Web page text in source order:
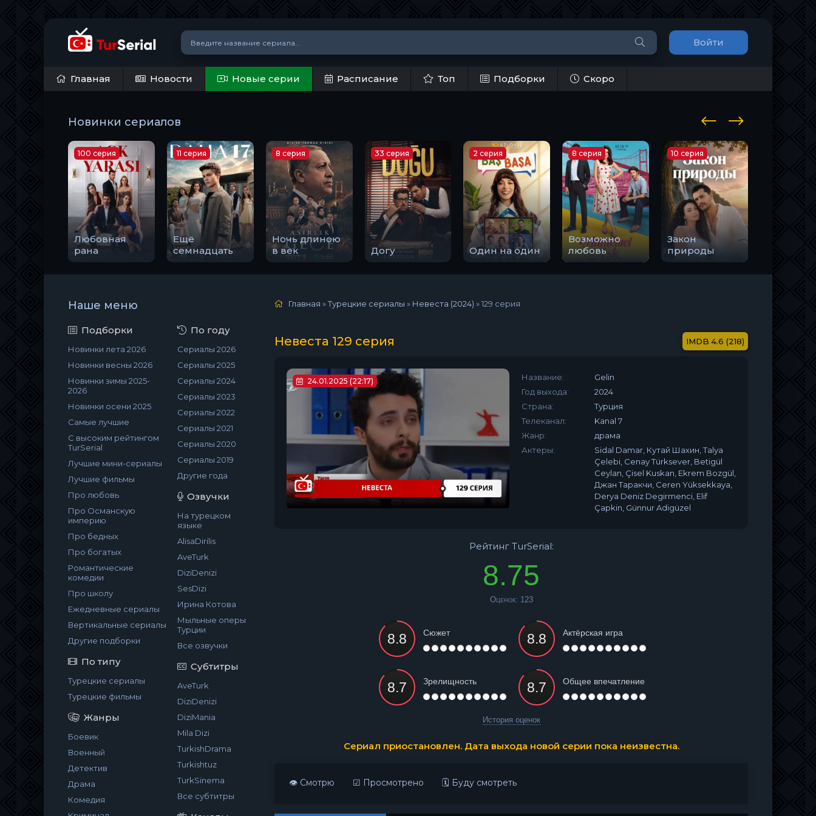
Войти
Главная Новости Новые серии Расписание Топ Подборки Скоро
Новинки сериалов
Любовная
рана
100 серия
Ещё
семнадцать
11 серия
Ночь длиною
в век
8 серия
Догу
33 серия
Один на один
2 серия
Возможно
любовь
8 серия
Закон
природы
10 серия
Наше меню
Подборки
Новинки лета 2026
Новинки весны 2026
Новинки зимы 2025-
2026
Новинки осени 2025
Самые лучшие
С высоким рейтингом
TurSerial
Лучшие мини-сериалы
Лучшие фильмы
Про любовь
Про Османскую
империю
Про бедных
Про богатых
Романтические
комедии
Про школу
Ежедневные сериалы
Вертикальные сериалы
Другие подборки
По типу
Турецкие сериалы
Турецкие фильмы
Жанры
Боевик
Военный
Детектив
Драма
Комедия
По году
Сериалы 2026
Сериалы 2025
Сериалы 2024
Сериалы 2023
Сериалы 2022
Сериалы 2021
Сериалы 2020
Сериалы 2019
Другие года
Озвучки
На турецком
языке
AlisaDirilis
AveTurk
DiziDenizi
SesDizi
Ирина Котова
Мыльные оперы
Турции
Все озвучки
Субтитры
AveTurk
DiziDenizi
DiziMania
Mila Dizi
TurkishDrama
Turkishtuz
TurkSinema
Все субтитры
Главная »Турецкие сериалы » Невеста (2024) »129 серия
Невеста 129 серия 4.6 (218)
24.01.2025 (22:17) Название:
Gelin
Год выхода:
2024
Страна:
Турция
Телеканал:
Kanal 7
Жанр:
драма
Актеры:
Sidal Damar, Кутай Шахин, Talya
Çelebi, Cenay Türksever, Betigül
Ceylan, Çisel Kuskan, Ekrem Bozgül,
Джан Таракчи, Ceren Yüksekkaya,
Derya Deniz Degirmenci, Elif
Çapkin, Günnur Adigüzel
Рейтинг TurSerial:
8.75
Оценок: 123
Сюжет Актёрская игра
Зрелищность Общее впечатление
История оценок
Сериал приостановлен. Дата выхода новой серии пока неизвестна.
👁 Смотрю ☑ Просмотрено 🗓 Буду смотреть